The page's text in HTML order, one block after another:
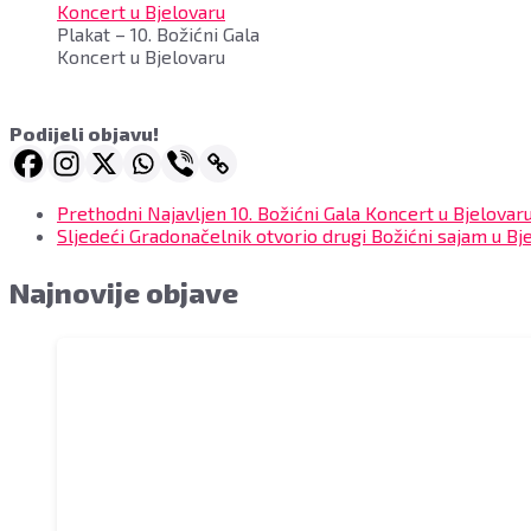
Tomislav
Mužek
uz
pratnju
Božićnog
Orkestra
mješovitog
zbora
Plakat – 10. Božićni Gala
Koncert u Bjelovaru
Podijeli objavu!
Prethodni Najavljen 10. Božićni Gala Koncert u
Sljedeći Gradonačelnik otvorio drugi Božićni sajam u
Najnovije objave